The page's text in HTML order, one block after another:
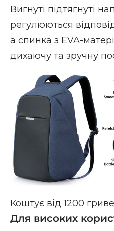
Вигнуті підтягнуті
регулюються
а спинка з EVA-
дихаючу та зручну
Коштує від 1200
Для високих